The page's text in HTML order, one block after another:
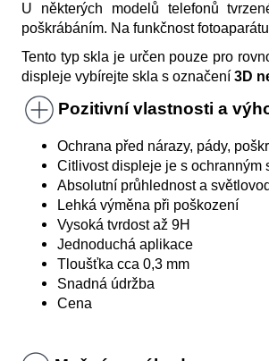
U některých modelů telefonů
poškrábáním. Na funkčnost
Tento typ skla je určen pouze pro
displeje vybírejte skla s označení 3D
Pozitivní vlastnosti a
Ochrana před nárazy, pády,
Citlivost displeje je s ochranným
Absolutní průhlednost a
Lehká výměna při poškození
Vysoká tvrdost až 9H
Jednoduchá aplikace
Tloušťka cca 0,3 mm
Snadná údržba
Cena